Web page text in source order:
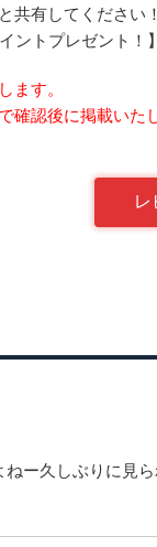
共有してください！
ントプレゼント！】
ます。
確認後に掲載いた
レ
ー久しぶりに見